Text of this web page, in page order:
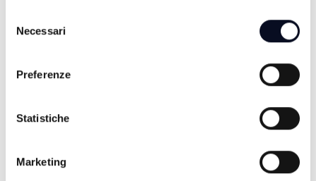
delNecessari
Preferenze
Statistiche
Marketing